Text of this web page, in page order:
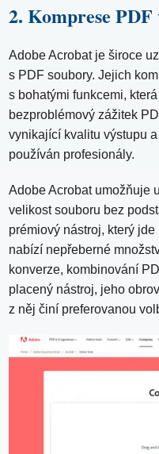
2. Komprese
Adobe Acrobat je široce
s PDF soubory. Jejich
s bohatými funkcemi,
bezproblémový zážitek
vynikající kvalitu výstupu
používán profesionály.
Adobe Acrobat umožňuje
velikost souboru bez
prémiový nástroj, který
nabízí nepřeberné
konverze, kombinování
placený nástroj, jeho
z něj činí preferovanou